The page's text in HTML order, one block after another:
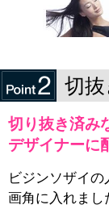
切
切り抜き済み
デザイナーに
ビジンソザイ
画角に入れまし